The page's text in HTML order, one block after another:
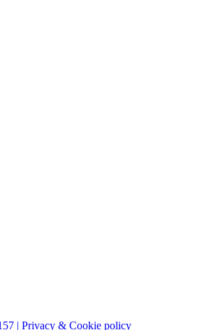
| Privacy & Cookie policy